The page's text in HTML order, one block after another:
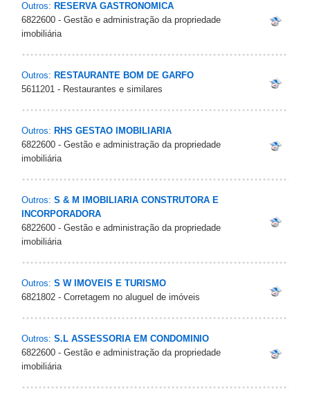
Outros: RESERVA GASTRONOMICA
6822600 - Gestão e administração da propriedade
imobiliária
Outros: RESTAURANTE BOM DE GARFO
5611201 - Restaurantes e similares
Outros: RHS GESTAO IMOBILIARIA
6822600 - Gestão e administração da propriedade
imobiliária
Outros: S & M IMOBILIARIA CONSTRUTORA E
INCORPORADORA
6822600 - Gestão e administração da propriedade
imobiliária
Outros: S W IMOVEIS E TURISMO
6821802 - Corretagem no aluguel de imóveis
Outros: S.L ASSESSORIA EM CONDOMINIO
6822600 - Gestão e administração da propriedade
imobiliária